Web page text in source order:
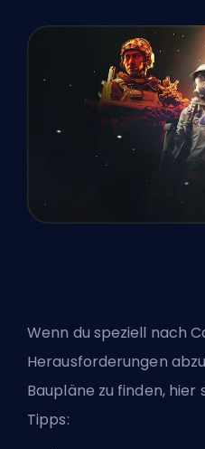
Wenn du speziell nach
Herausforderungen
Baupläne zu finden, hier
Tipps: